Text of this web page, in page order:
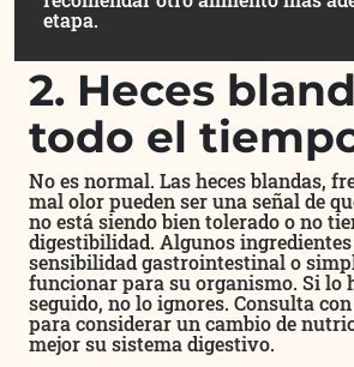
etapa.
2. Heces
todo el
No es normal. Las heces blandas,
mal olor pueden ser una señal de
no está siendo bien tolerado o no
digestibilidad. Algunos
sensibilidad gastrointestinal o
funcionar para su organismo. Si lo
seguido, no lo ignores. Consulta
para considerar un cambio de
mejor su sistema digestivo.